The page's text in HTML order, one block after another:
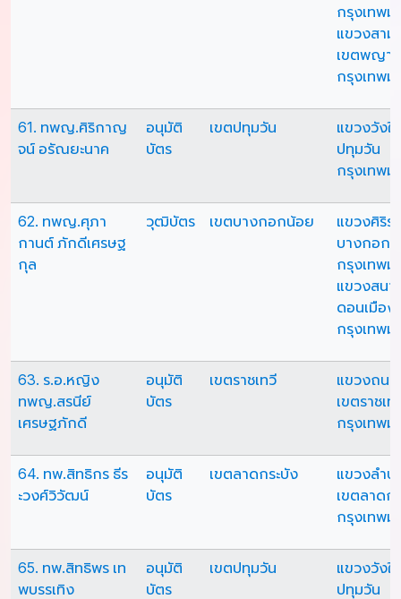
กรุงเทพม
แขวงสาม
เขตพญา
กรุงเทพม
61. ทพญ.ศิริกาญ
จน์ อรัณยะนาค
อนุมัติ
บัตร
เขตปทุมวัน
แขวงวังใ
ปทุมวัน
กรุงเทพม
62. ทพญ.ศุภา
กานต์ ภักดีเศรษฐ
กุล
วุฒิบัตร เขตบางกอกน้อย
แขวงศิริร
บางกอก
กรุงเทพม
แขวงสนา
ดอนเมือง
กรุงเทพม
63. ร.อ.หญิง
ทพญ.สรนีย์
เศรษฐภักดี
อนุมัติ
บัตร
เขตราชเทวี
แขวงถน
เขตราชเท
กรุงเทพม
64. ทพ.สิทธิกร ธีร
ะวงศ์วิวัฒน์
อนุมัติ
บัตร
เขตลาดกระบัง
แขวงลำป
เขตลาดก
กรุงเทพม
65. ทพ.สิทธิพร เท
พบรรเทิง
อนุมัติ
บัตร
เขตปทุมวัน
แขวงวังใ
ปทุมวัน